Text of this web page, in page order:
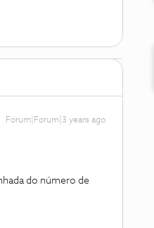
Forum|Forum|3 years ago
do número de